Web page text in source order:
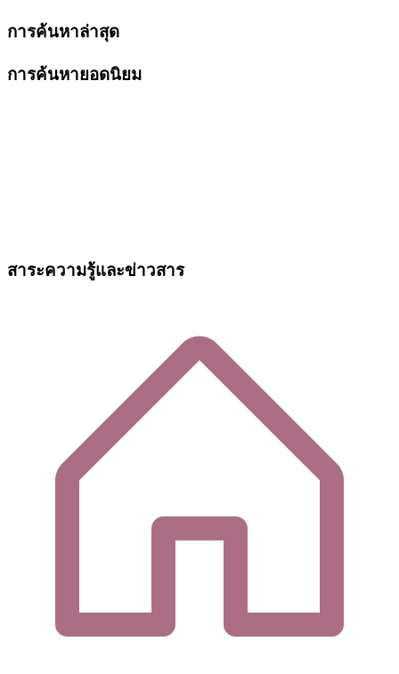
การค้นหาล่าสุด
การค้นหายอดนิยม
สาระความรู้และข่าวสาร